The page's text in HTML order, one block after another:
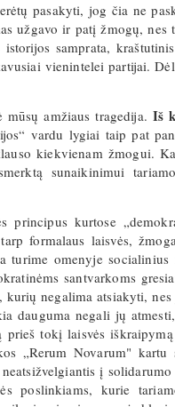
pasakyti, jog čia ne
užgavo ir patį žmogų,
samprata,
vienintelei partijai.
amžiaus tragedija. Iš
vardu lygiai taip pat
kiekvienam žmogui.
sunaikinimui
principus kurtose
formalaus laisvės,
turime omenyje
santvarkoms
kurių negalima atsiakyti,
dauguma negali jų
prieš tokį laisvės
„Rerum Novarum" kartu
į
poslinkiams, kurie